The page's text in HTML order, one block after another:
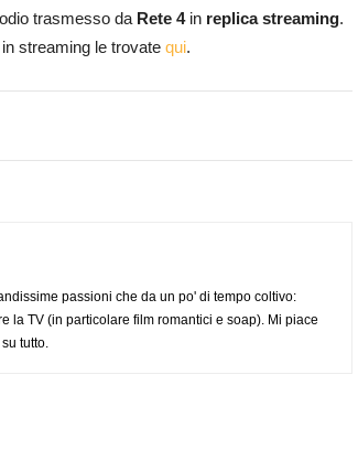
trasmesso da Rete 4in replica streaming.
streaming le trovate qui.
passioni che da un po' di tempo coltivo:
la TV (in particolare film romantici e soap). Mi piace
tutto.